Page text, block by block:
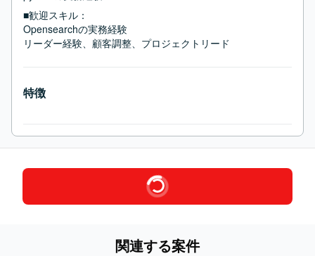
■歓迎スキル：
Opensearchの実務経験
リーダー経験、顧客調整、プロジェクトリード
特徴
関連する案件